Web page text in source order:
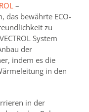
–
das bewährte ECO-
zu
System
der
indem es die
in den
in der